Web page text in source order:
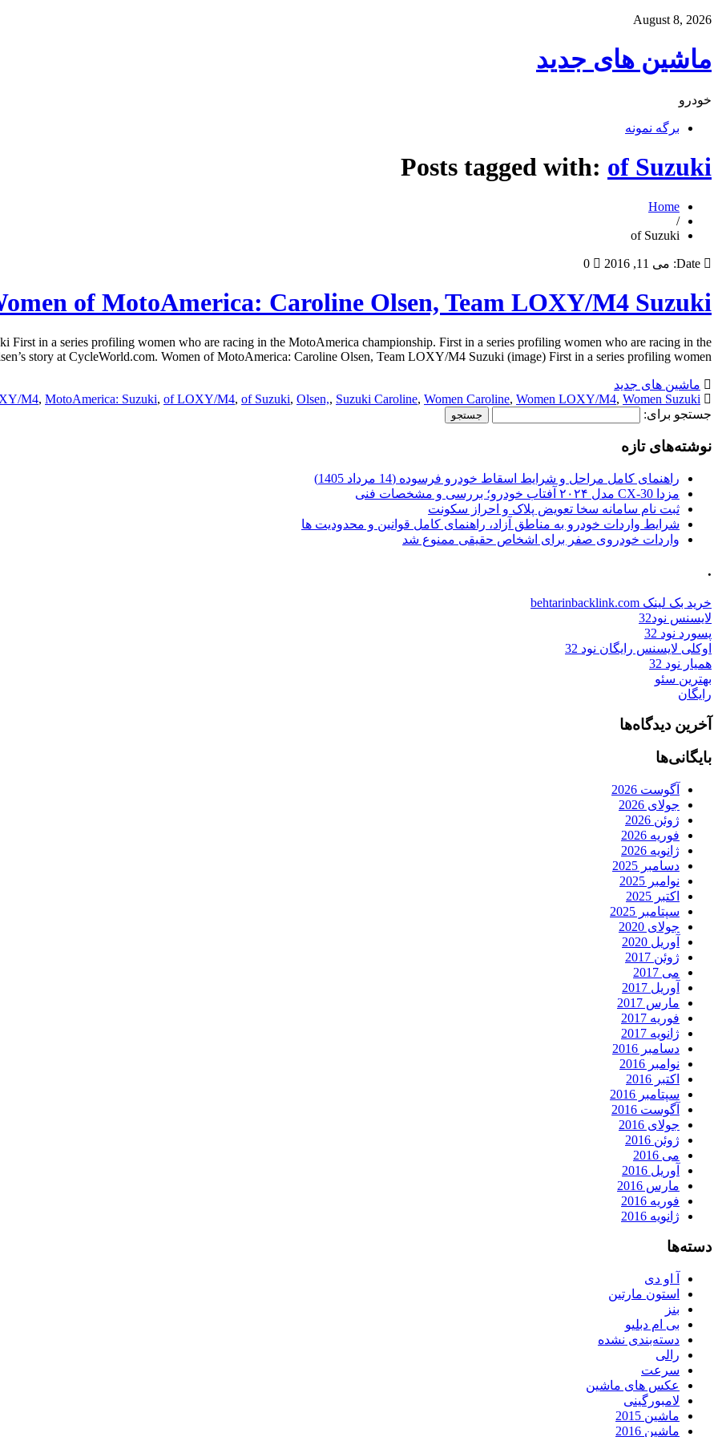
August 8, 2026
ماشین های جدید
خودرو
برگه نمونه
Posts tagged with: of Suzuki
Home
/
of Suzuki
Date: می 11, 2016 0
of MotoAmerica: Caroline Olsen, Team LOXY/M4 Suzuki
in a series profiling women who are racing in the MotoAmerica championship. First in a series profiling women who are racing in the
story at CycleWorld.com. Women of MotoAmerica: Caroline Olsen, Team LOXY/M4 Suzuki (image) First in a series profiling women […]
ماشین های جدید
M4, MotoAmerica: Suzuki, of LOXY/M4, of Suzuki, Olsen,, Suzuki Caroline, Women Caroline, Women LOXY/M4, Women Suzuki
جستجو برای:
نوشته‌های تازه
راهنمای کامل مراحل و شرایط اسقاط خودرو فرسوده (14 مرداد 1405)
مزدا CX-30 مدل ۲۰۲۴ آفتاب خودرو؛ بررسی و مشخصات فنی
ثبت نام سامانه سخا تعویض پلاک و احراز سکونت
شرایط واردات خودرو به مناطق آزاد، راهنمای کامل قوانین و محدودیت ها
واردات خودروی صفر برای اشخاص حقیقی ممنوع شد
.
خرید بک لینک behtarinbacklink.com
لایسنس نود32
پسورد نود 32
اوکلی لایسنس رایگان نود 32
همیار نود 32
بهترین سئو
رایگان
آخرین دیدگاه‌ها
بایگانی‌ها
آگوست 2026
جولای 2026
ژوئن 2026
فوریه 2026
ژانویه 2026
دسامبر 2025
نوامبر 2025
اکتبر 2025
سپتامبر 2025
جولای 2020
آوریل 2020
ژوئن 2017
می 2017
آوریل 2017
مارس 2017
فوریه 2017
ژانویه 2017
دسامبر 2016
نوامبر 2016
اکتبر 2016
سپتامبر 2016
آگوست 2016
جولای 2016
ژوئن 2016
می 2016
آوریل 2016
مارس 2016
فوریه 2016
ژانویه 2016
دسته‌ها
آ او دی
استون مارتین
بنز
بی ام دبلیو
دسته‌بندی نشده
رالی
سرعت
عکس های ماشین
لامبورگینی
ماشین 2015
ماشین 2016